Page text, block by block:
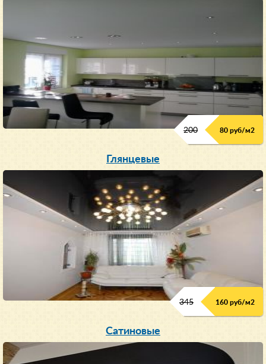
200 80 руб/м2
Глянцевые
345 160 руб/м2
Сатиновые